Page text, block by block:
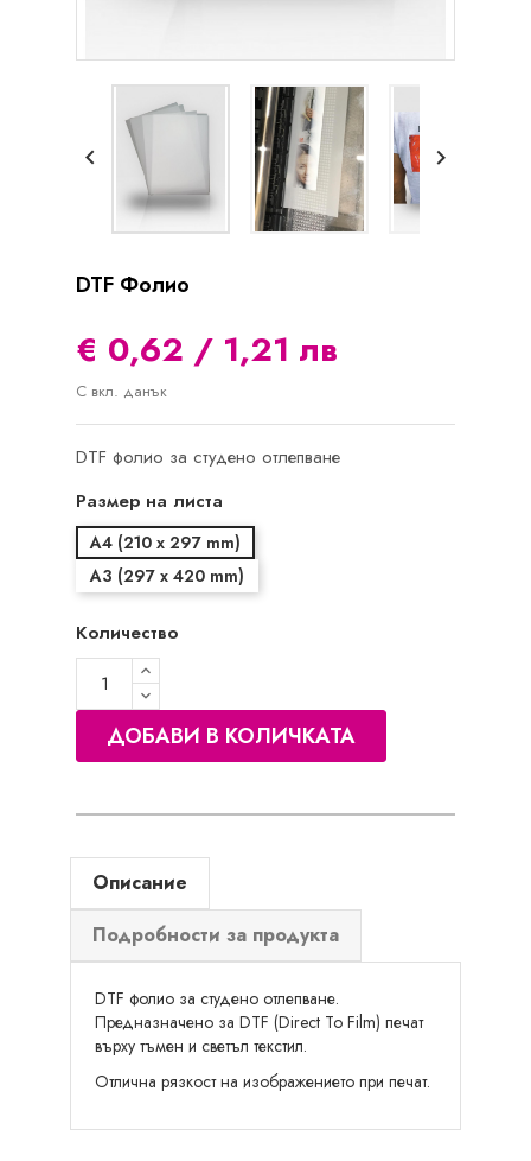
 
DTF Фолио
€ 0,62 / 1,21 лв
С вкл. данък
DTF фолио за студено отлепване
Размер на листа
A4 (210 x 297 mm)
A3 (297 x 420 mm)
Количество
ДОБАВИ В КОЛИЧКАТА
Описание
Подробности за продукта
DTF фолио за студено отлепване.
Предназначено за DTF (Direct To Film) печат
върху тъмен и светъл текстил.
Отлична рязкост на изображението при печат.